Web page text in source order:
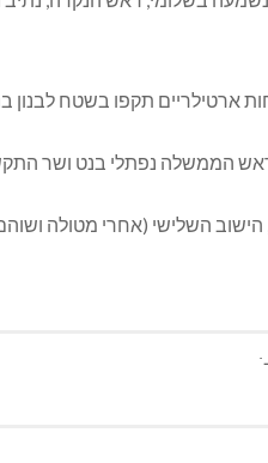
ארטילריים תקפו בשטח
נפתלי בנט ושר
הישוב השלישי (אחרי מטולה